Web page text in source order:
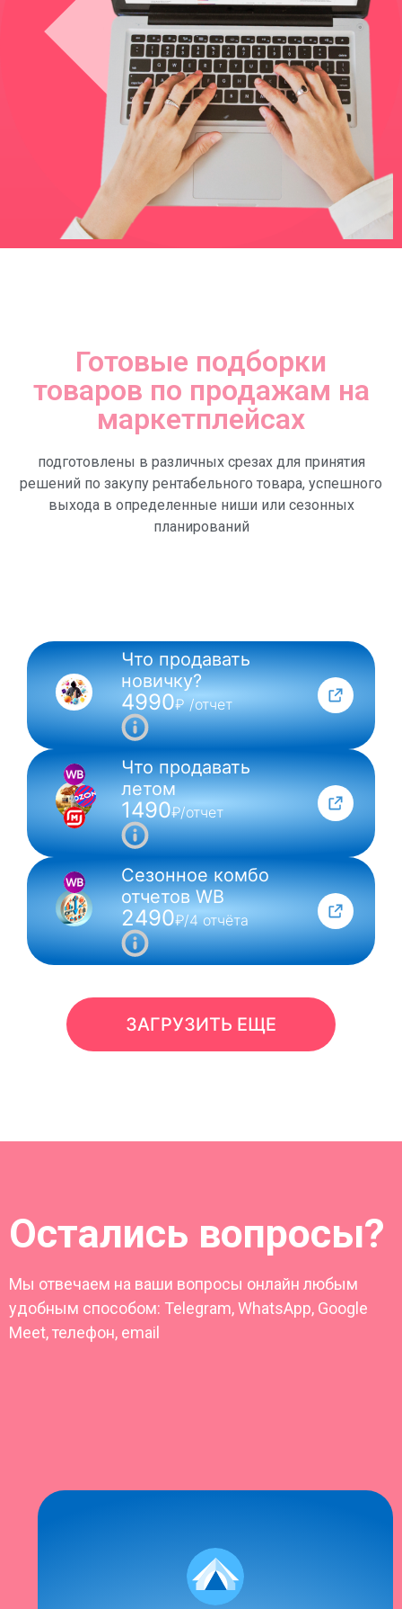
Готовые подборки
товаров по продажам на
маркетплейсах
подготовлены в различных срезах для принятия
решений по закупу рентабельного товара, успешного
выхода в определенные ниши или сезонных
планирований
NEW
Что продавать
новичку?
4990₽ /отчет
Что продавать
летом
1490₽/отчет
Сезонное комбо
отчетов WB
2490₽/4 отчёта
ЗАГРУЗИТЬ ЕЩЕ
Остались вопросы?
Мы отвечаем на ваши вопросы онлайн любым
удобным способом: Telegram, WhatsApp, Google
Meet, телефон, email